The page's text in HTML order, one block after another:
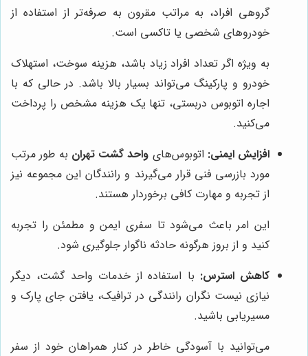
گروهی افراد، به مراتب مقرون به صرفه‌تر از استفاده از
خودروهای شخصی یا تاکسی است.
به ویژه اگر تعداد افراد زیاد باشد، هزینه سوخت، استهلاک
خودرو و پارکینگ می‌تواند بسیار بالا باشد. در حالی که با
اجاره اتوبوس دربستی، تنها یک هزینه مشخص را پرداخت
می‌کنید.
افزایش ایمنی: اتوبوس‌های واحد گشت تهران به طور مرتب
مورد بازرسی فنی قرار می‌گیرند و رانندگان این مجموعه نیز
از تجربه و مهارت کافی برخوردار هستند.
این امر باعث می‌شود تا سفری ایمن و مطمئن را تجربه
کنید و از بروز هرگونه حادثه ناگوار جلوگیری شود.
کاهش استرس: با استفاده از خدمات واحد گشت، دیگر
نیازی نیست نگران رانندگی در ترافیک، یافتن جای پارک و
مسیریابی باشید.
می‌توانید با آسودگی خاطر در کنار همراهان خود از سفر